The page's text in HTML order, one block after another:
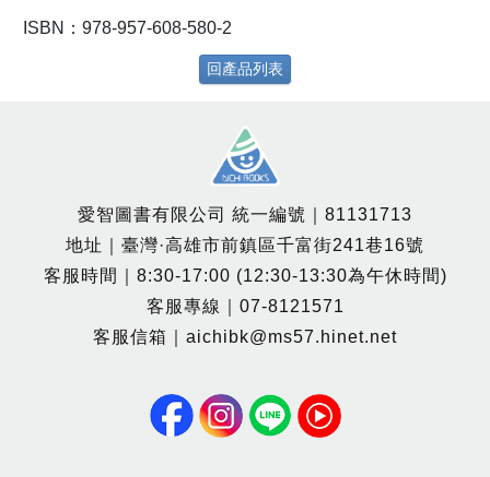
ISBN：978-957-608-580-2
回產品列表
愛智圖書有限公司 統一編號｜81131713
地址｜臺灣·高雄市前鎮區千富街241巷16號
客服時間｜8:30-17:00 (12:30-13:30為午休時間)
客服專線｜07-8121571
客服信箱｜aichibk@ms57.hinet.net